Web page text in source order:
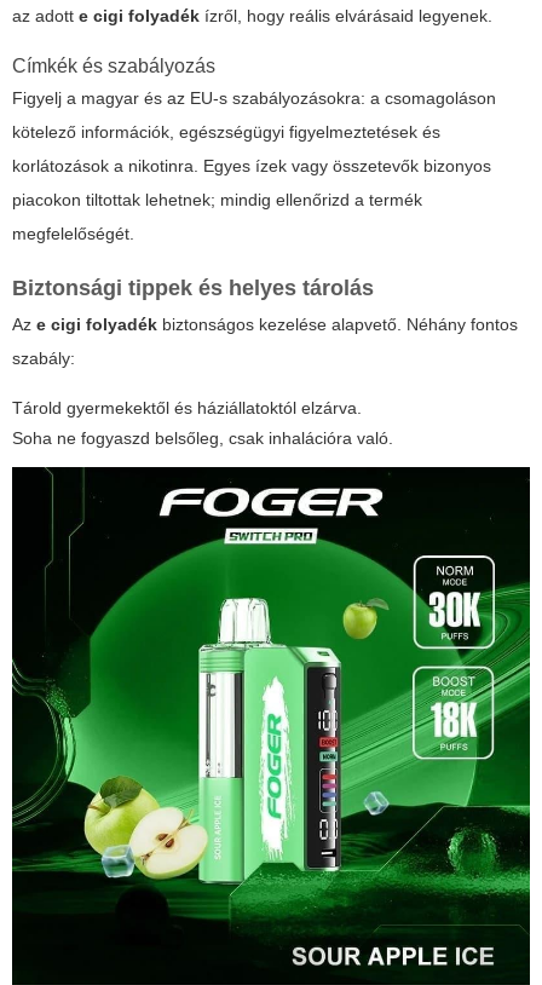
az adott e cigi folyadék ízről, hogy reális elvárásaid legyenek.
Címkék és szabályozás
Figyelj a magyar és az EU-s szabályozásokra: a csomagoláson
kötelező információk, egészségügyi figyelmeztetések és
korlátozások a nikotinra. Egyes ízek vagy összetevők bizonyos
piacokon tiltottak lehetnek; mindig ellenőrizd a termék
megfelelőségét.
Biztonsági tippek és helyes tárolás
Az e cigi folyadék biztonságos kezelése alapvető. Néhány fontos
szabály:
Tárold gyermekektől és háziállatoktól elzárva.
Soha ne fogyaszd belsőleg, csak inhalációra való.